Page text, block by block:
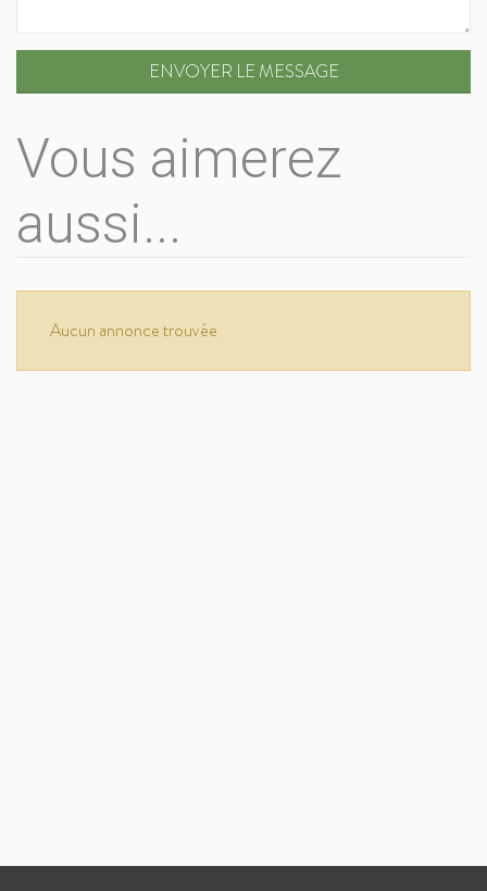
ENVOYER LE MESSAGE
Vous aimerez
aussi...
Aucun annonce trouvée